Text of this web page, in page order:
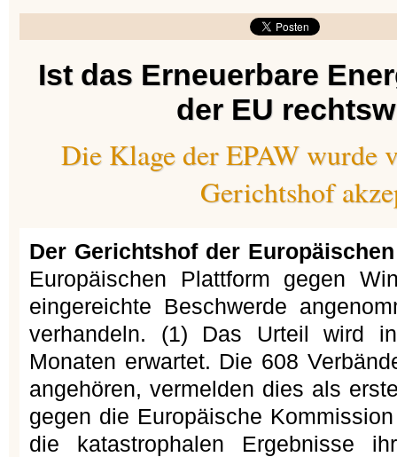
Ist das Erneuerbare
der EU
Die Klage der EPAW wurde
Gerichtshof
Der Gerichtshof der
Europäischen Plattform gegen
eingereichte Beschwerde
verhandeln. (1) Das Urteil wird
Monaten erwartet. Die 608
angehören, vermelden dies als
gegen die Europäische
die katastrophalen Ergebnisse